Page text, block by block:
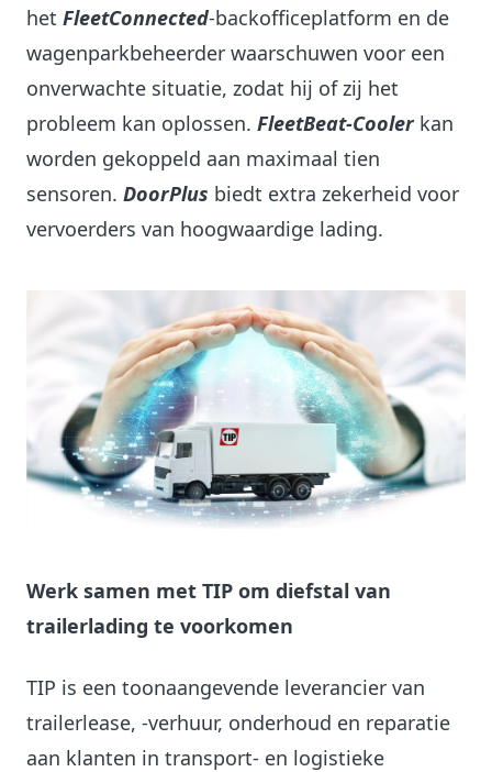
het FleetConnected-backofficeplatform en de
wagenparkbeheerder waarschuwen voor een
onverwachte situatie, zodat hij of zij het
probleem kan oplossen. FleetBeat-Cooler kan
worden gekoppeld aan maximaal tien
sensoren. DoorPlus biedt extra zekerheid voor
vervoerders van hoogwaardige lading.
Werk samen met TIP om diefstal van
trailerlading te voorkomen
TIP is een toonaangevende leverancier van
trailerlease, -verhuur, onderhoud en reparatie
aan klanten in transport- en logistieke